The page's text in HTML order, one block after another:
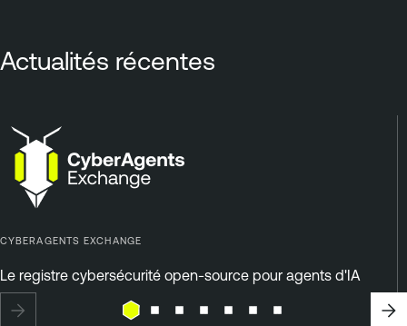
Actualités récentes
CYBERAGENTS EXCHANGE
Le registre cybersécurité open-source pour agents d'IA